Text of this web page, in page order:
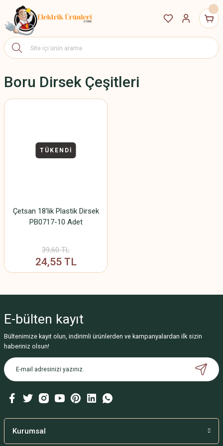
Boru Dirsek Çeşitleri
TÜKENDİ
Çetsan 18'lik Plastik Dirsek
PB0717-10 Adet
39,60 TL
24,55 TL
E-bülten kayıt
Bültenimize kayıt olun, indirimli ürünlerden ve kampanyalardan ilk sizin
haberiniz olsun!
Kurumsal